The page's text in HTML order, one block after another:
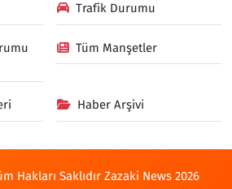
Trafik Durumu
Tüm Manşetler
Haber Arşivi
Hakları Saklıdır Zazaki News 2026